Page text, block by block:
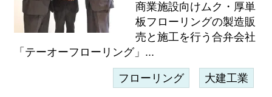
商業施設向けムク・厚単
板フローリングの製造販
売と施工を行う合弁会社
「テーオーフローリング」...
フローリング 大建工業